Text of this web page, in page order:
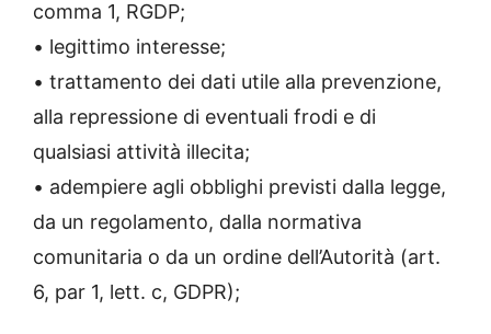
comma 1, RGDP;
• legittimo interesse;
• trattamento dei dati utile alla prevenzione,
alla repressione di eventuali frodi e di
qualsiasi attività illecita;
• adempiere agli obblighi previsti dalla legge,
da un regolamento, dalla normativa
comunitaria o da un ordine dell’Autorità (art.
6, par 1, lett. c, GDPR);